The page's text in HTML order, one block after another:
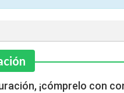
¡cómprelo con